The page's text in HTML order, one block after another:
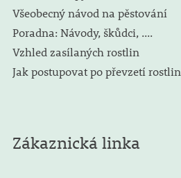
Všeobecný návod na pěstování
Poradna: Návody, škůdci, ....
Vzhled zasílaných rostlin
Jak postupovat po převzetí rostlin
Zákaznická linka